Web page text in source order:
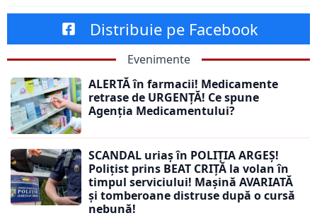
Distribuie pe Facebook
Evenimente
ALERTĂ în farmacii! Medicamente
retrase de URGENȚĂ! Ce spune
Agenția Medicamentului?
SCANDAL uriaș în POLIȚIA ARGEȘ!
Polițist prins BEAT CRIȚĂ la volan în
timpul serviciului! Mașină AVARIATĂ
și tomberoane distruse după o cursă
nebună!